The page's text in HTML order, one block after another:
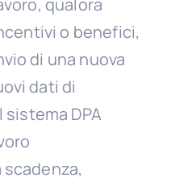
o benefici,
di una nuova
dati di
DPA
scadenza,